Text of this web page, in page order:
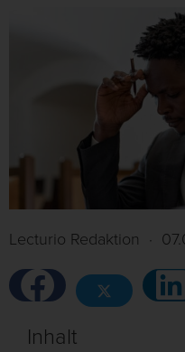
Lecturio Redaktion ·
Inhalt